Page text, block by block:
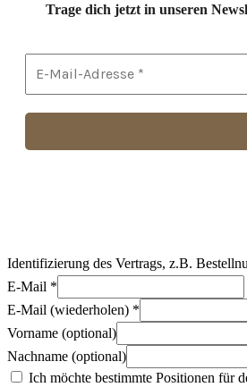
Trage dich jetzt in unseren
Identifizierung des Vertrags, z.B.
E-Mail *
E-Mail (wiederholen) *
Vorname (optional)
Nachname (optional)
Ich möchte bestimmte Positionen für